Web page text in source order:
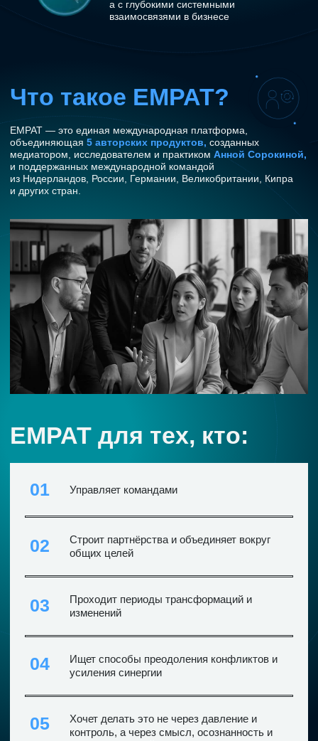
Хочет делать это не через давление и
контроль, а через смысл, осознанность и
живое взаимодействие
Ищет способы преодоления конфликтов и
усиления синергии
04
Проходит периоды трансформаций и
изменений
03
Строит партнёрства и объединяет вокруг
02
Управляет командами
01
ЕМРАТ для тех, кто:
-рассчитать суммы затрат и поступлений,
-спланировать график
-оценить стратегические риски в двух
и медиацию
Калькулятор внешних
конфликтов
РАССЧИТАТЬ СТОИМОСТЬ СПОРА
тестовый